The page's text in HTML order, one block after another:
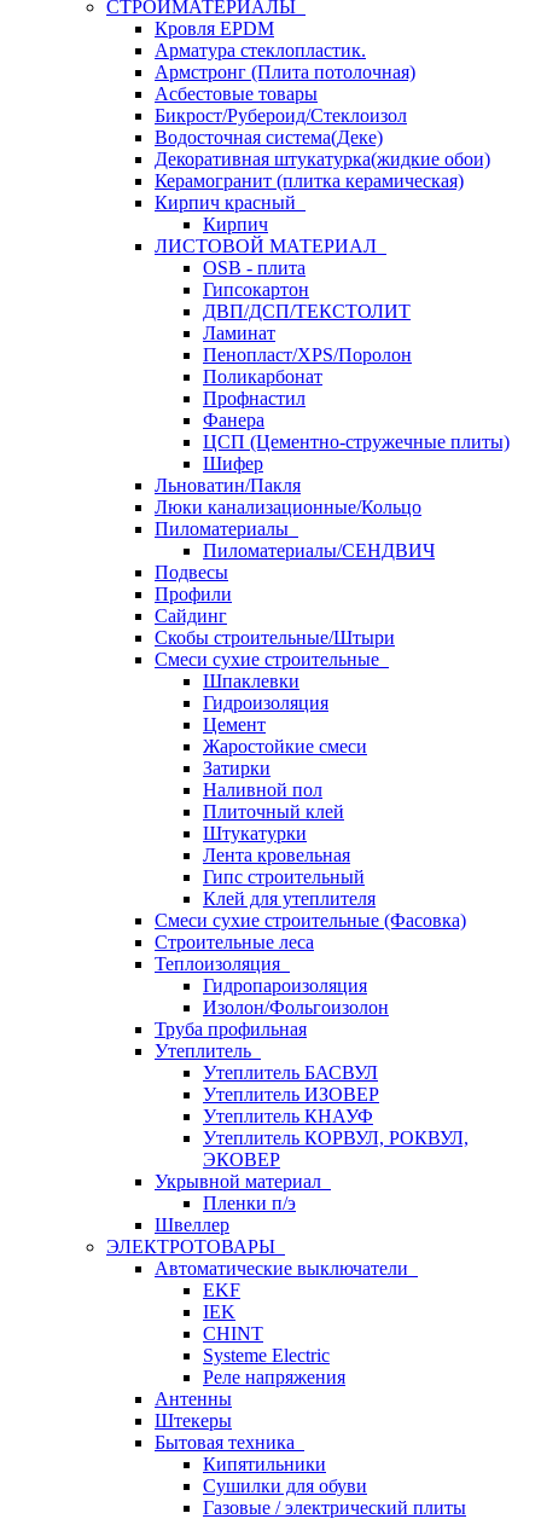
СТРОЙМАТЕРИАЛЫ
Кровля ЕРDM
Арматура стеклопластик.
Армстронг (Плита потолочная)
Асбестовые товары
Бикрост/Рубероид/Стеклоизол
Водосточная система(Деке)
Декоративная штукатурка(жидкие обои)
Керамогранит (плитка керамическая)
Кирпич красный
Кирпич
ЛИСТОВОЙ МАТЕРИАЛ
OSB - плита
Гипсокартон
ДВП/ДСП/ТЕКСТОЛИТ
Ламинат
Пенопласт/XPS/Поролон
Поликарбонат
Профнастил
Фанера
ЦСП (Цементно-стружечные плиты)
Шифер
Льноватин/Пакля
Люки канализационные/Кольцо
Пиломатериалы
Пиломатериалы/СЕНДВИЧ
Подвесы
Профили
Сайдинг
Скобы строительные/Штыри
Смеси сухие строительные
Шпаклевки
Гидроизоляция
Цемент
Жаростойкие смеси
Затирки
Наливной пол
Плиточный клей
Штукатурки
Лента кровельная
Гипс строительный
Клей для утеплителя
Смеси сухие строительные (Фасовка)
Строительные леса
Теплоизоляция
Гидропароизоляция
Изолон/Фольгоизолон
Труба профильная
Утеплитель
Утеплитель БАСВУЛ
Утеплитель ИЗОВЕР
Утеплитель КНАУФ
Утеплитель КОРВУЛ, РОКВУЛ,
ЭКОВЕР
Укрывной материал
Пленки п/э
Швеллер
ЭЛЕКТРОТОВАРЫ
Автоматические выключатели
EKF
IEK
CHINT
Systeme Electric
Реле напряжения
Антенны
Штекеры
Бытовая техника
Кипятильники
Сушилки для обуви
Газовые / электрический плиты